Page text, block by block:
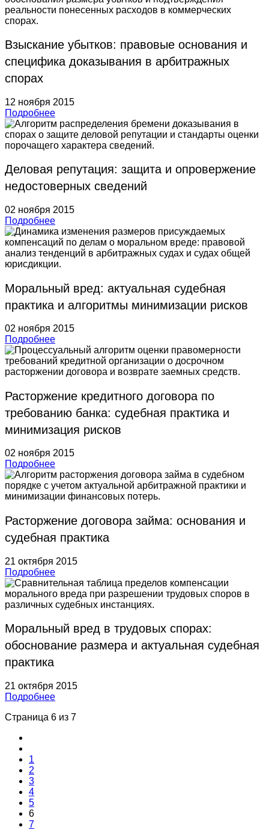
Взыскание убытков: правовые основания и
специфика доказывания в арбитражных
спорах
12 ноября 2015
Подробнее
Деловая репутация: защита и опровержение
недостоверных сведений
02 ноября 2015
Подробнее
Моральный вред: актуальная судебная
практика и алгоритмы минимизации рисков
02 ноября 2015
Подробнее
Расторжение кредитного договора по
требованию банка: судебная практика и
минимизация рисков
02 ноября 2015
Подробнее
Расторжение договора займа: основания и
судебная практика
21 октября 2015
Подробнее
Моральный вред в трудовых спорах:
обоснование размера и актуальная судебная
практика
21 октября 2015
Подробнее
Страница 6 из 7
1
2
3
4
5
6
7